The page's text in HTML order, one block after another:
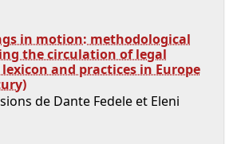
in motion: methodological
the circulation of legal
and practices in Europe
de Dante Fedele et Eleni